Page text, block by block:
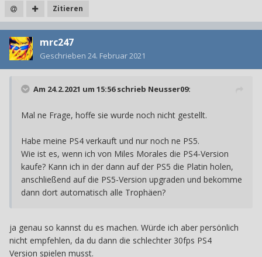
Zitieren
mrc247
Geschrieben 24. Februar 2021
Am 24.2.2021 um 15:56 schrieb Neusser09:
Mal ne Frage, hoffe sie wurde noch nicht gestellt.
Habe meine PS4 verkauft und nur noch ne PS5.
Wie ist es, wenn ich von Miles Morales die PS4-Version
kaufe? Kann ich in der dann auf der PS5 die Platin holen,
anschließend auf die PS5-Version upgraden und bekomme
dann dort automatisch alle Trophäen?
ja genau so kannst du es machen. Würde ich aber persönlich
nicht empfehlen, da du dann die schlechter 30fps PS4
Version spielen musst.